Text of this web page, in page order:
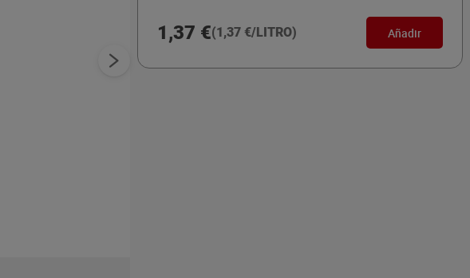
1,37 €(1,37 €/LITRO) Añadir